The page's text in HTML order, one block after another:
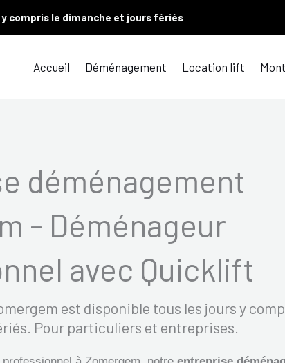
y compris le dimanche et jours fériés
Accueil Déménagement Location lift
déménagement
- Déménageur
avec Quicklift
est disponible tous les jours y
Pour particuliers et entreprises.